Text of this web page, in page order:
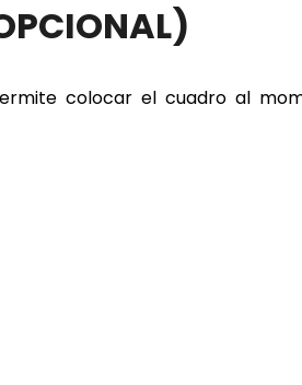
colocar el cuadro al